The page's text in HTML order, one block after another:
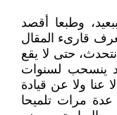
وطبعا أقصد
للعام 2013، حتى يعرف قارىء المقال
حتى لا يقع
ينسحب لسنوات
عنا ولا عن قيادة
عدة مرات تلميحا